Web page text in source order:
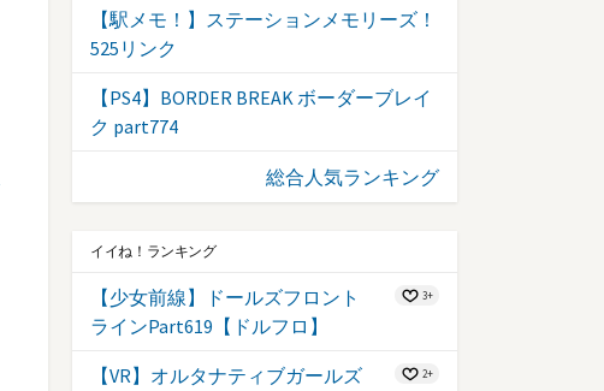
【駅メモ！】ステーションメモリーズ！
525リンク
【PS4】BORDER BREAK ボーダーブレイ
ク part774
総合人気ランキング
イイね！ランキング
【少女前線】ドールズフロント
ラインPart619【ドルフロ】
3+
【VR】オルタナティブガールズ
2+